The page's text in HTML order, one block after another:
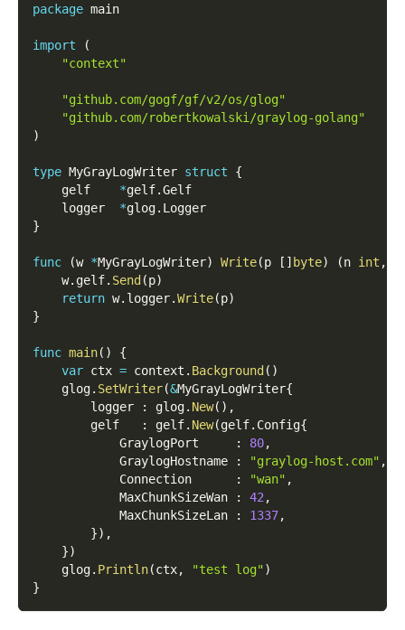
package main
import
(
"context"
"github.com/gogf/gf/v2/os/glog"
"github.com/robertkowalski/graylog-golang"
)
type MyGrayLogWriter struct
{
    gelf
*gelf.Gelf
    logger
*glog. Logger
}
func (w *MyGrayLogWriter) Write(p [ ] byte) (n int ,
    w
. gelf. Send (p)
return w. logger.Write(p)
}
func main( )
{
var ctx = context . Background ( )
    glog
. SetWriter(&MyGrayLogWriter{
        logger
: glog. New( ) ,
        gelf
: gelf. New(gelf. Config{
            GraylogPort
: 80,
            GraylogHostname
: "graylog-host.com" ,
            Connection
: "wan" ,
            MaxChunkSizeWan
: 42 ,
            MaxChunkSizeLan
: 1337,
}) ,
})
    glog
. Println(ctx, "test log")
}